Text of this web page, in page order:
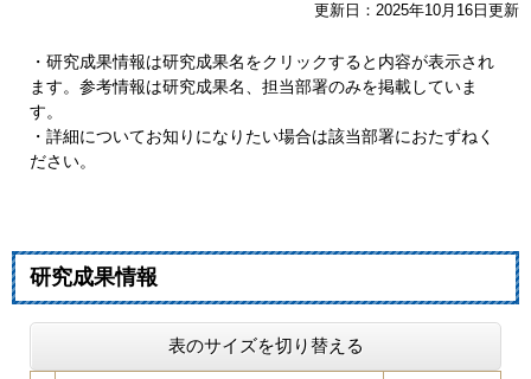
更新日：2025年10月16日更新
・研究成果情報は研究成果名をクリックすると内容が表示され
ます。参考情報は研究成果名、担当部署のみを掲載していま
す。
・詳細についてお知りになりたい場合は該当部署におたずねく
ださい。
研究成果情報
表のサイズを切り替える